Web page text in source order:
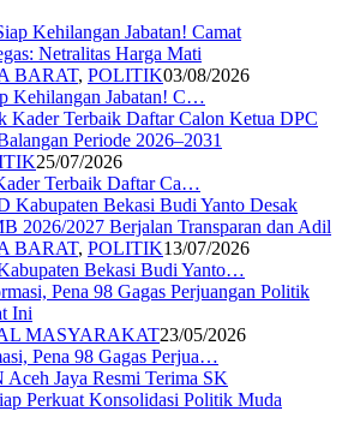
BARAT, POLITIK03/08/2026
Kehilangan Jabatan! C…
25/07/2026
Terbaik Daftar Ca…
BARAT, POLITIK13/07/2026
Bekasi Budi Yanto…
MASYARAKAT23/05/2026
Pena 98 Gagas Perjua…